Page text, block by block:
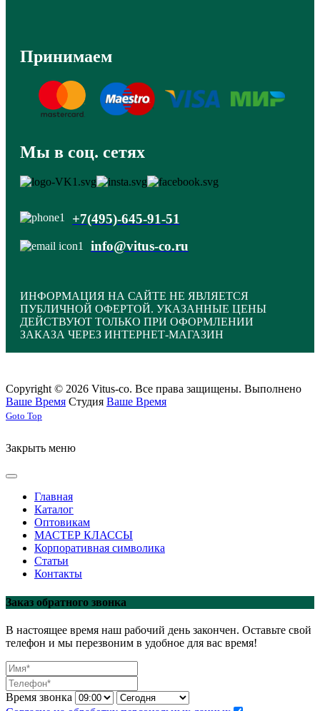
Принимаем
Мы в соц. сетях
+7(495)-645-91-51
info@vitus-co.ru
ИНФОРМАЦИЯ НА САЙТЕ НЕ ЯВЛЯЕТСЯ
ПУБЛИЧНОЙ ОФЕРТОЙ. УКАЗАННЫЕ ЦЕНЫ
ДЕЙСТВУЮТ ТОЛЬКО ПРИ ОФОРМЛЕНИИ
ЗАКАЗА ЧЕРЕЗ ИНТЕРНЕТ-МАГАЗИН
Copyright © 2026 Vitus-co. Все права защищены. Выполнено
Ваше Время Студия Ваше Время
Joomla! 3 Templates
Goto Top
Закрыть меню
Главная
Каталог
Оптовикам
МАСТЕР КЛАССЫ
Корпоративная символика
Статьи
Контакты
Заказ обратного звонка
В настоящее время наш рабочий день закончен. Оставьте свой
телефон и мы перезвоним в удобное для вас время!
Время звонка